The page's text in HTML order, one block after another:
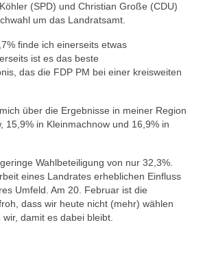
(SPD) und Christian Große (CDU)
um das Landratsamt.
finde ich einerseits etwas
ist es das beste
das die FDP PM bei einer kreisweiten
über die Ergebnisse in meiner Region
15,9% in Kleinmachnow und 16,9% in
Wahlbeteiligung von nur 32,3%.
eines Landrates erheblichen Einfluss
Umfeld. Am 20. Februar ist die
dass wir heute nicht (mehr) wählen
damit es dabei bleibt.